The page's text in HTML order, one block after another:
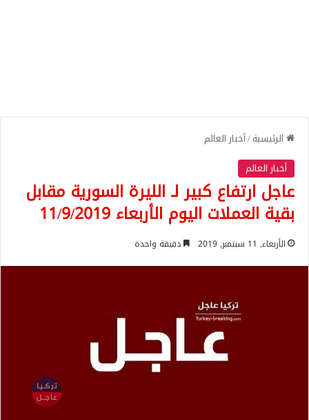
الرئيسية/أخبار العالم
أخبار العالم
عاجل ارتفاع كبير لـ الليرة السورية مقابل
بقية العملات اليوم الأربعاء 11/9/2019
الأربعاء, 11 سبتمبر, 2019 دقيقة واحدة